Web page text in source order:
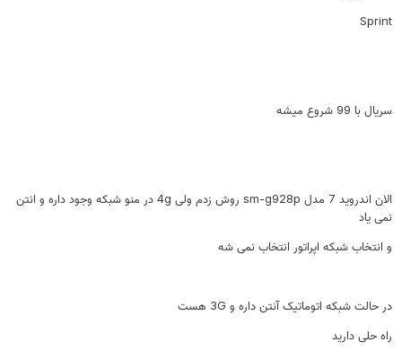
Sprint
سریال با 99 شروع میشه
الان اندروید 7 مدل sm-g928p روش زدم ولی 4g در منو شبکه وجود داره و انتن
نمی یاد
و انتخاب شبکه اپراتور انتخاب نمی شه
در حالت شبکه اتوماتیک آنتن داره و 3G هست
راه حلی دارید